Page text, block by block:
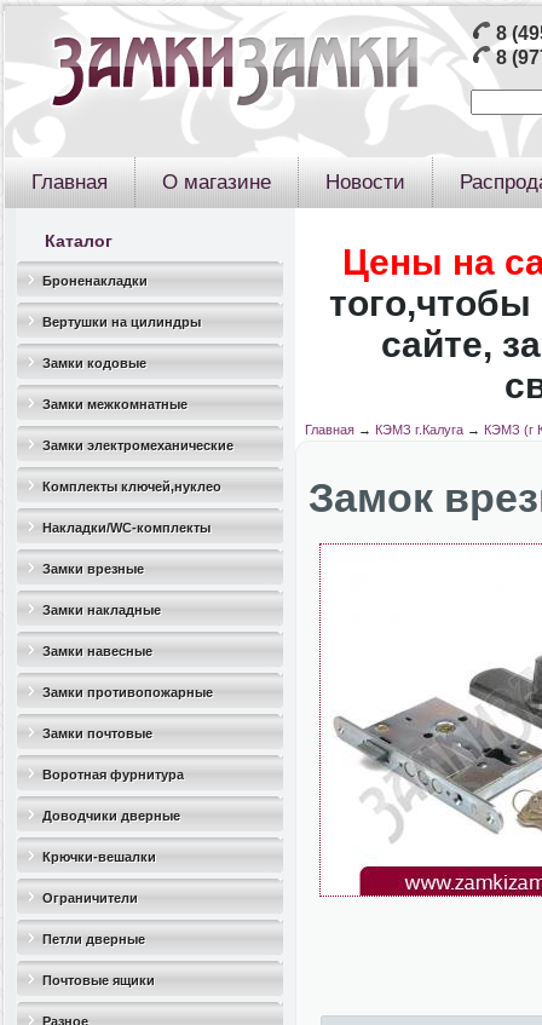
8
8
Главная О магазине Новости
Каталог
Броненакладки
Вертушки на цилиндры
Замки кодовые
Замки межкомнатные
Замки электромеханические
Комплекты ключей,нуклео
Накладки/WC-комплекты
Замки врезные
Замки накладные
Замки навесные
Замки противопожарные
Замки почтовые
Воротная фурнитура
Доводчики дверные
Крючки-вешалки
Ограничители
дверные(стопоры)
Петли дверные
Почтовые ящики
Разное
Цены на
того,чтобы
сайте,
Главная→ КЭМЗ г.Калуга→ КЭМЗ (г
Замок